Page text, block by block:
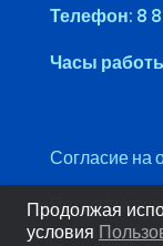
Телефон: 8
Часы
Согласие на
Продолжая
условия